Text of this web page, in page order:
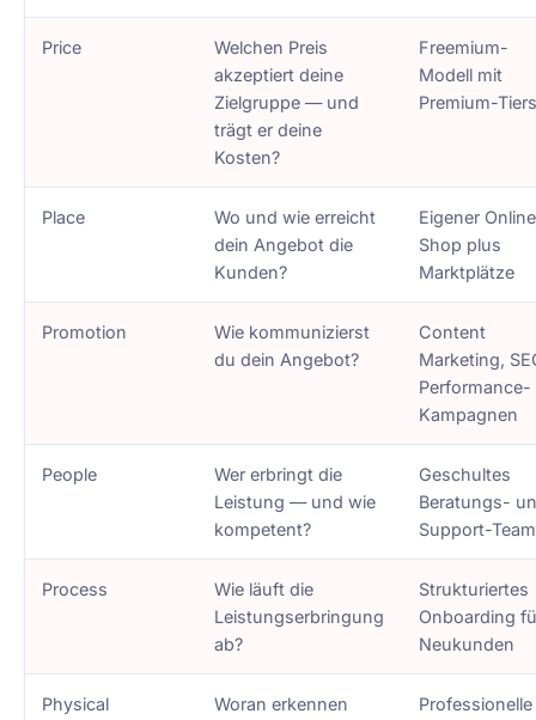
Price
Welchen Preis
akzeptiert deine
Zielgruppe — und
trägt er deine
Kosten?
Freemium-
Modell mit
Premium-
Place
Wo und wie erreicht
dein Angebot die
Kunden?
Eigener
Shop plus
Marktplätze
Promotion
Wie kommunizierst
du dein Angebot?
Content
Marketing,
Performance-
Kampagnen
People
Wer erbringt die
Leistung — und wie
kompetent?
Geschultes
Beratungs-
Support-Team
Process
Wie läuft die
Leistungserbringung
ab?
Strukturiertes
Onboarding
Neukunden
Physical
Woran erkennen
Professionelle